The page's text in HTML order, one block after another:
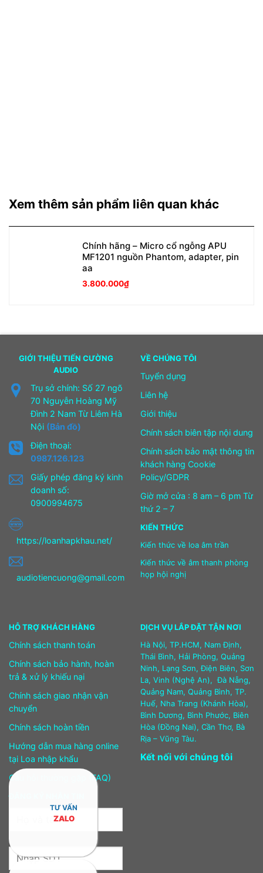
Xem thêm sản phẩm liên quan khác
Chính hãng – Micro cổ ngỗng APU
MF1201 nguồn Phantom, adapter, pin
aa
3.800.000₫
GIỚI THIỆU TIẾN CƯỜNG
AUDIO
Trụ sở chính: Số 27 ngõ
70 Nguyễn Hoàng Mỹ
Đình 2 Nam Từ Liêm Hà
Nội (Bản đồ)
Điện thoại:
0987.126.123
Giấy phép đăng ký kinh
doanh số:
0900994675
https://loanhapkhau.net/
audiotiencuong@gmail.com
VỀ CHÚNG TÔI
Tuyển dụng
Liên hệ
Giới thiệu
Chính sách biên tập nội dung
Chính sách bảo mật thông tin
khách hàng Cookie
Policy/GDPR
Giờ mở cửa : 8 am – 6 pm Từ
thứ 2 – 7
KIẾN THỨC
Kiến thức về loa âm trần
Kiến thức về âm thanh phòng
họp hội nghị
HỖ TRỢ KHÁCH HÀNG
Chính sách thanh toán
Chính sách bảo hành, hoàn
trả & xử lý khiếu nại
Chính sách giao nhận vận
chuyển
Chính sách hoàn tiền
Hướng dẫn mua hàng online
tại Loa nhập khẩu
Câu hỏi thường gặp (FAQ)
DỊCH VỤ LẮP ĐẶT TẬN NƠI
Hà Nội, TP.HCM, Nam Định,
Thái Bình, Hải Phòng, Quảng
Ninh, Lạng Sơn, Điện Biên, Sơn
La, Vinh (Nghệ An), Đà Nẵng,
Quảng Nam, Quảng Bình, TP.
Huế, Nha Trang (Khánh Hòa),
Bình Dương, Bình Phước, Biên
Hòa (Đồng Nai), Cần Thơ, Bà
Rịa – Vũng Tàu.
Kết nối với chúng tôi
TƯ VẤN
ZALO